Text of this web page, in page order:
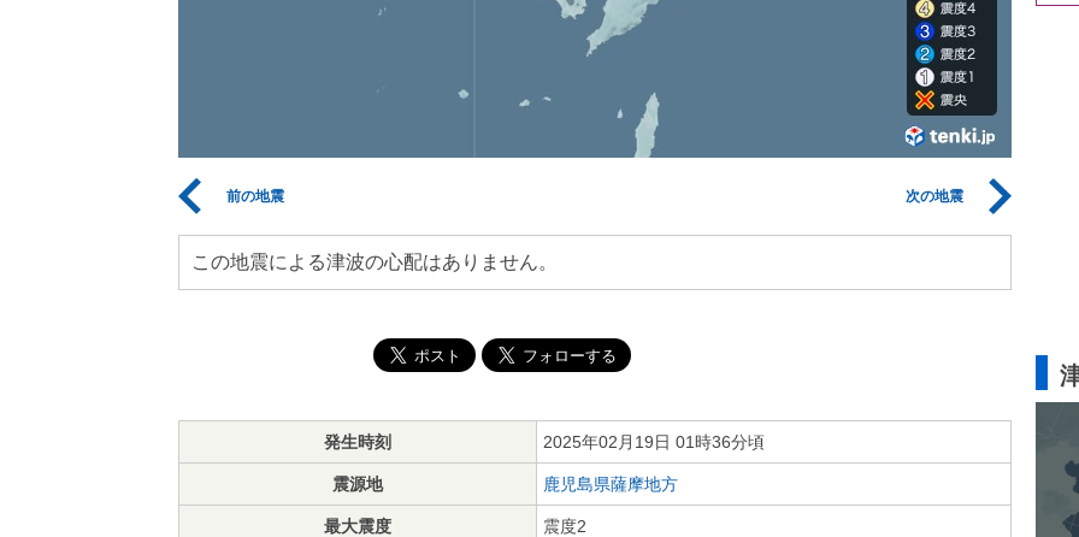
前の地震 次の地震
この地震による津波の心配はありません。
発生時刻 2025年02月19日 01時36分頃
震源地 鹿児島県薩摩地方
最大震度 震度2